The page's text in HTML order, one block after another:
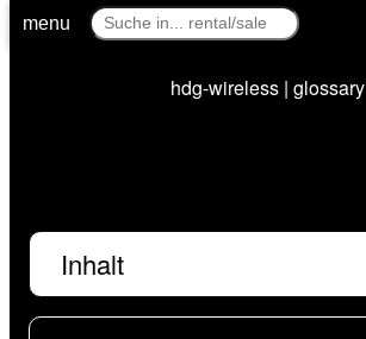
menu
hdg-wireless | glossary
Inhalt